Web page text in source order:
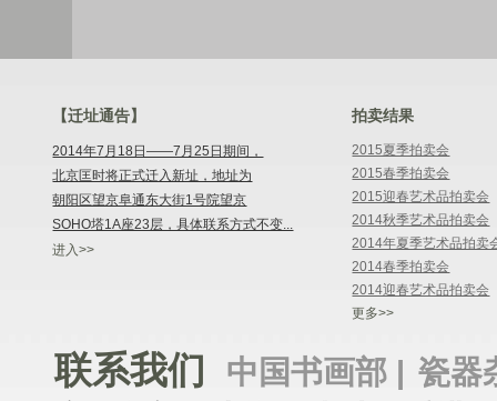
【迁址通告】
2014年7月18日——7月25日期间，
北京匡时将正式迁入新址，地址为
朝阳区望京阜通东大街1号院望京
SOHO塔1A座23层，具体联系方式不变...
进入>>
拍卖结果
2015夏季拍卖会
2015春季拍卖会
2015迎春艺术品拍卖会
2014秋季艺术品拍卖会
2014年夏季艺术品拍卖
2014春季拍卖会
2014迎春艺术品拍卖会
更多>>
联系我们 中国书画部 | 瓷器